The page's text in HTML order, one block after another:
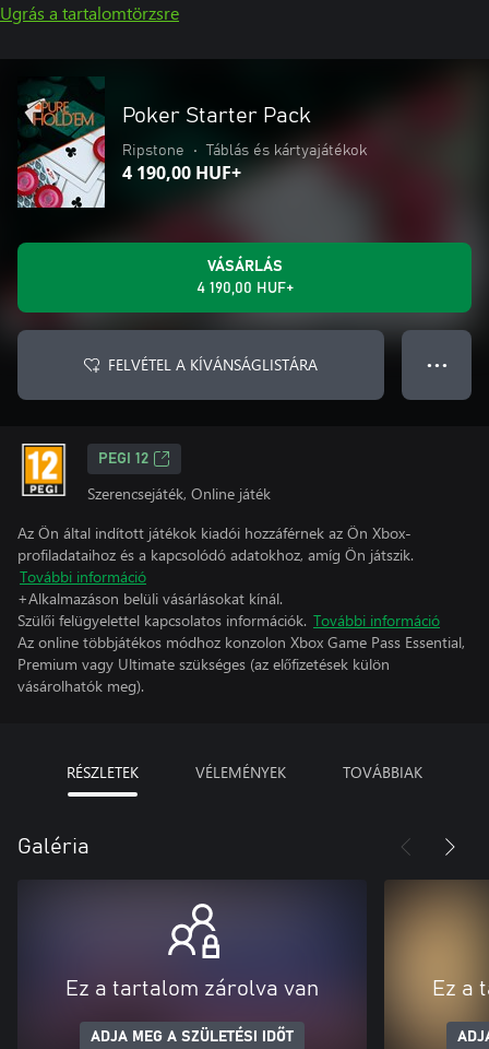
Ugrás a tartalomtörzsre
Poker Starter Pack
Ripstone • Táblás és kártyajátékok
4 190,00 HUF+
VÁSÁRLÁS
4 190,00 HUF+
FELVÉTEL A KÍVÁNSÁGLISTÁRA ● ● ●
PEGI 12
Szerencsejáték, Online játék
Az Ön által indított játékok kiadói hozzáférnek az Ön Xbox-
profiladataihoz és a kapcsolódó adatokhoz, amíg Ön játszik.
További információ
+Alkalmazáson belüli vásárlásokat kínál.
Szülői felügyelettel kapcsolatos információk. További információ
Az online többjátékos módhoz konzolon Xbox Game Pass Essential,
Premium vagy Ultimate szükséges (az előfizetések külön
vásárolhatók meg).
RÉSZLETEK VÉLEMÉNYEK TOVÁBBIAK
Galéria
Ez a tartalom zárolva van
ADJA MEG A SZÜLETÉSI IDŐT
Ez a